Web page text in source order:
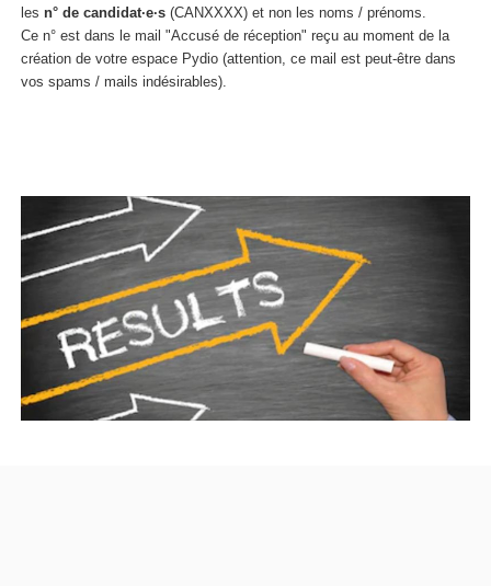
les n° de candidat·e·s (CANXXXX) et non les noms / prénoms.
Ce n° est dans le mail "Accusé de réception" reçu au moment de la
création de votre espace Pydio (attention, ce mail est peut-être dans
vos spams / mails indésirables).